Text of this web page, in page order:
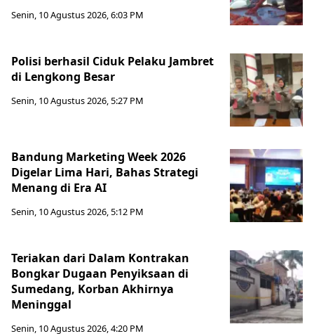
Senin, 10 Agustus 2026, 6:03 PM
Polisi berhasil Ciduk Pelaku Jambret
di Lengkong Besar
Senin, 10 Agustus 2026, 5:27 PM
Bandung Marketing Week 2026
Digelar Lima Hari, Bahas Strategi
Menang di Era AI
Senin, 10 Agustus 2026, 5:12 PM
Teriakan dari Dalam Kontrakan
Bongkar Dugaan Penyiksaan di
Sumedang, Korban Akhirnya
Meninggal
Senin, 10 Agustus 2026, 4:20 PM